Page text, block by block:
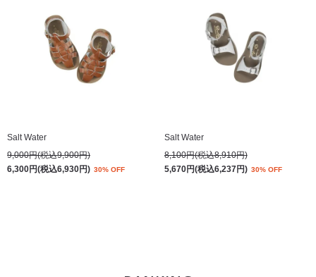
Salt Water
9,000円(税込9,900円)
6,300円(税込6,930円) 30% OFF
Salt Water
8,100円(税込8,910円)
5,670円(税込6,237円) 30% OFF